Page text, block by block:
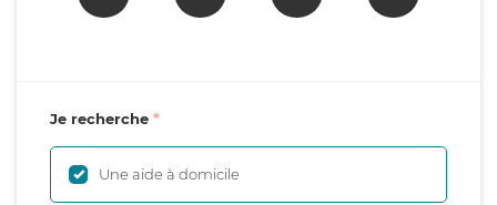
Je recherche
Une aide à domicile